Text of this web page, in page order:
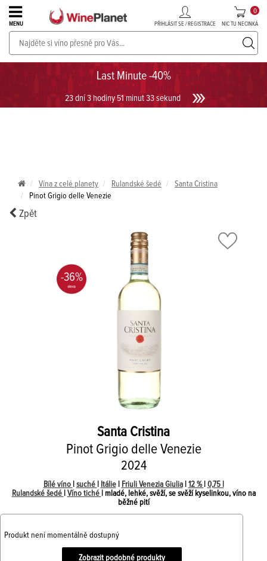
Last Minute -40%
23 dní 3 hodiny 51 minut 33 sekund
MENU PŘIHLÁSIT SE / REGISTRACE NIC TU NECINKÁ
0
PROSECCO v akci až do -30%!UKÁZAT PROSECCO
Vína z celé planety Rulandské šedé
Santa Cristina
Pinot Grigio delle Venezie
Zpět
-36%
Santa Cristina
Pinot Grigio delle Venezie
2024
Bílé víno suché Itálie| Friuli Venezia Giulia| 12 % 0,75 l
Rulandské šedé
Víno tiché
| mladé, lehké, svěží, se svěží kyselinkou, víno na
běžné pití
Produkt není momentálně dostupný
Zobrazit podobné produkty